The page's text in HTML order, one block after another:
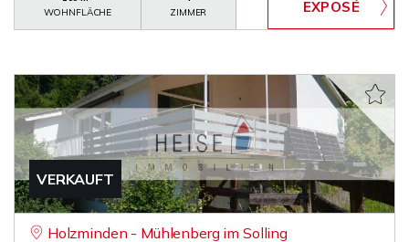
WOHNFLÄCHE
ZIMMER
VERKAUFT
Holzminden - Mühlenberg im Solling